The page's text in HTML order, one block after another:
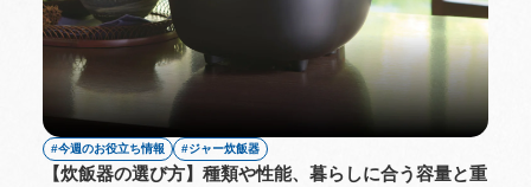
今週のお役立ち情報 ジャー炊飯器
【炊飯器の選び方】種類や性能、暮らしに合う容量と重